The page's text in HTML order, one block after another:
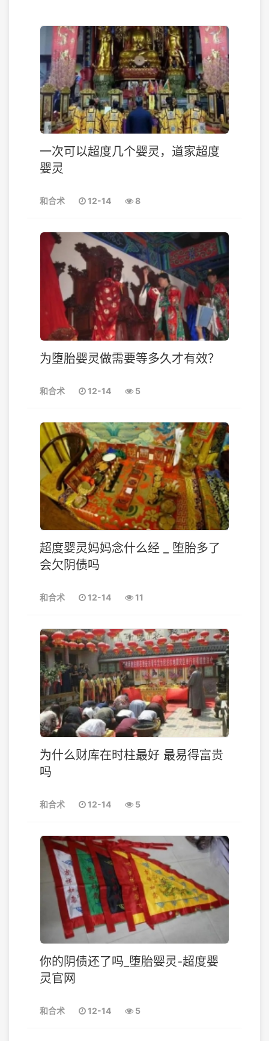
一次可以超度几个婴灵，道家超度
婴灵
和合术 12-14 8
为堕胎婴灵做需要等多久才有效？
和合术 12-14 5
超度婴灵妈妈念什么经 _ 堕胎多了
会欠阴债吗
和合术 12-14 11
为什么财库在时柱最好 最易得富贵
吗
和合术 12-14 5
你的阴债还了吗_堕胎婴灵-超度婴
灵官网
和合术 12-14 5